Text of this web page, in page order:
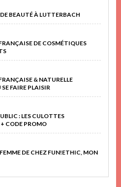
BEAUTÉ À LUTTERBACH
DE COSMÉTIQUES
& NATURELLE
FAIRE PLAISIR
: LES CULOTTES
CODE PROMO
DE CHEZ FUN!ETHIC, MON